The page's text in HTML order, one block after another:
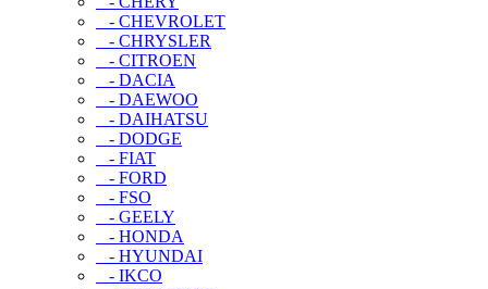
- CHEVROLET
- CHRYSLER
- CITROEN
- DACIA
- DAEWOO
- DAIHATSU
- DODGE
- FIAT
- FORD
- FSO
- GEELY
- HONDA
- HYUNDAI
- IKCO